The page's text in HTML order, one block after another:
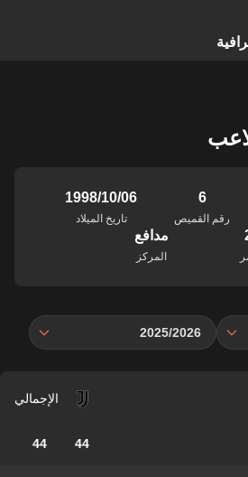
6
رقم القميص
06‏/10‏/1998
تاريخ الميلاد
مدافع
المركز
2025/2026
الإجمالي
44
44